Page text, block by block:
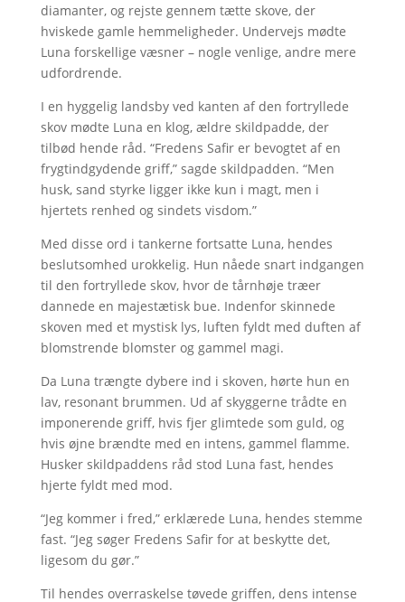
diamanter, og rejste gennem tætte skove, der
hviskede gamle hemmeligheder. Undervejs mødte
Luna forskellige væsner – nogle venlige, andre mere
udfordrende.
I en hyggelig landsby ved kanten af den fortryllede
skov mødte Luna en klog, ældre skildpadde, der
tilbød hende råd. “Fredens Safir er bevogtet af en
frygtindgydende griff,” sagde skildpadden. “Men
husk, sand styrke ligger ikke kun i magt, men i
hjertets renhed og sindets visdom.”
Med disse ord i tankerne fortsatte Luna, hendes
beslutsomhed urokkelig. Hun nåede snart indgangen
til den fortryllede skov, hvor de tårnhøje træer
dannede en majestætisk bue. Indenfor skinnede
skoven med et mystisk lys, luften fyldt med duften af
blomstrende blomster og gammel magi.
Da Luna trængte dybere ind i skoven, hørte hun en
lav, resonant brummen. Ud af skyggerne trådte en
imponerende griff, hvis fjer glimtede som guld, og
hvis øjne brændte med en intens, gammel flamme.
Husker skildpaddens råd stod Luna fast, hendes
hjerte fyldt med mod.
“Jeg kommer i fred,” erklærede Luna, hendes stemme
fast. “Jeg søger Fredens Safir for at beskytte det,
ligesom du gør.”
Til hendes overraskelse tøvede griffen, dens intense